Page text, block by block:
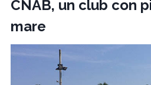
CNAB, un club con
mare